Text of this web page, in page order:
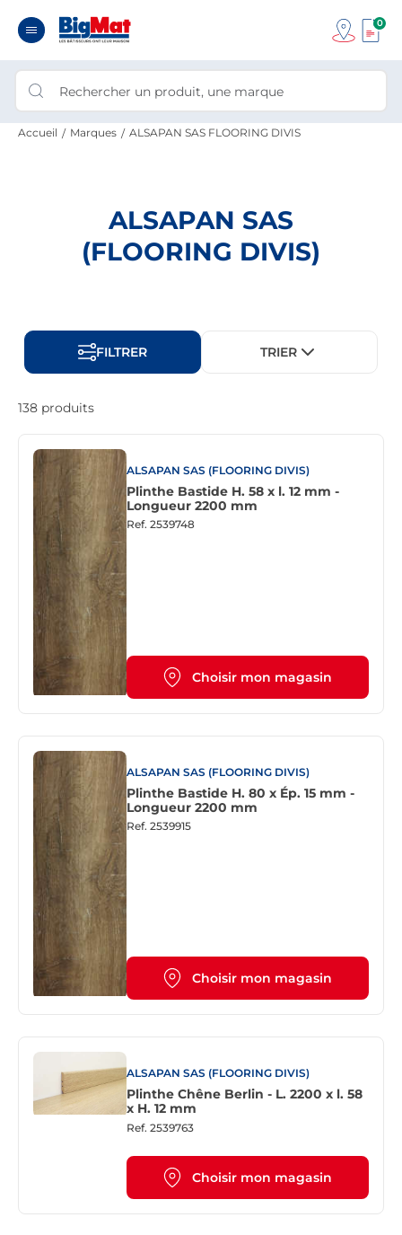
0
Accueil Marques ALSAPAN SAS FLOORING DIVIS
ALSAPAN SAS
(FLOORING DIVIS)
FILTRER TRIER
138 produits
ALSAPAN SAS (FLOORING DIVIS)
Plinthe Bastide H. 58 x l. 12 mm -
Longueur 2200 mm
Ref. 2539748
Choisir mon magasin
ALSAPAN SAS (FLOORING DIVIS)
Plinthe Bastide H. 80 x Ép. 15 mm -
Longueur 2200 mm
Ref. 2539915
Choisir mon magasin
ALSAPAN SAS (FLOORING DIVIS)
Plinthe Chêne Berlin - L. 2200 x l. 58
x H. 12 mm
Ref. 2539763
Choisir mon magasin